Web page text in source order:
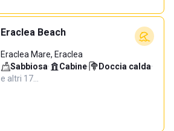
Eraclea Beach
Eraclea Mare, Eraclea
Sabbiosa· Cabine· Doccia calda·
e altri 17…